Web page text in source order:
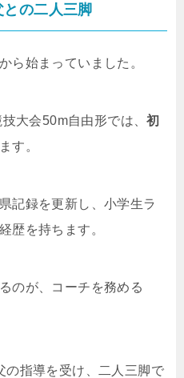
の二人三脚
ら始まっていました。
大会50m自由形では、初
す。
記録を更新し、小学生ラ
歴を持ちます。
のが、コーチを務める
の指導を受け、二人三脚で